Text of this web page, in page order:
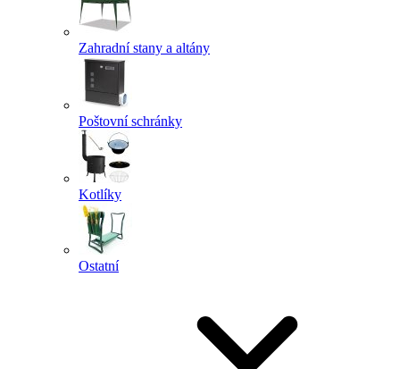
Zahradní stany a altány
Poštovní schránky
Kotlíky
Ostatní